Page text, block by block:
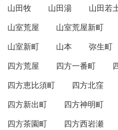
山田牧
山田湯 山田若
山室荒屋
山室荒屋新町
山室新町
山本 弥生町
四方荒屋
四方一番町
四方恵比須町
四方北窪
四方新出町
四方神明町
四方茶園町
四方西岩瀬